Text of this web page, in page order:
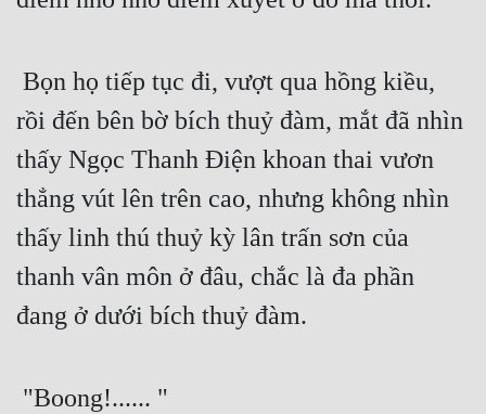
rồi đến bên bờ bích thuỷ đàm, mắt đã nhìn
thấy Ngọc Thanh Điện khoan thai vươn
thẳng vút lên trên cao, nhưng không nhìn
thấy linh thú thuỷ kỳ lân trấn sơn của
thanh vân môn ở đâu, chắc là đa phần
đang ở dưới bích thuỷ đàm.
"Boong!...... "